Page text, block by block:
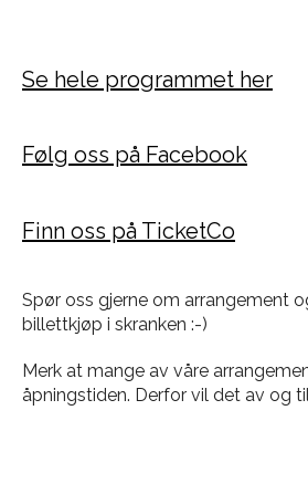
Se hele programmet her
Følg oss på Facebook
Finn oss på TicketCo
Spør oss gjerne om arrangement
billettkjøp i skranken :-)
Merk at mange av våre
åpningstiden. Derfor vil det av og